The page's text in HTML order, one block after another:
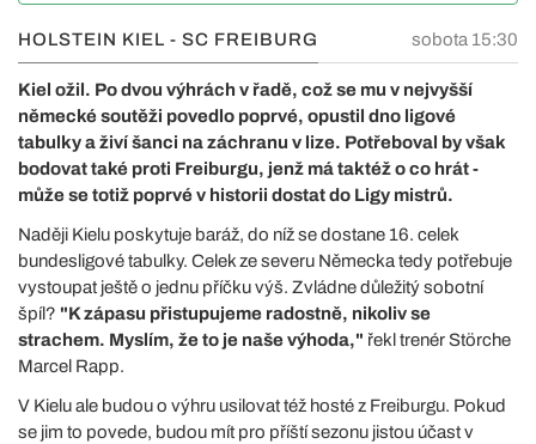
HOLSTEIN KIEL - SC FREIBURG sobota 15:30
Kiel ožil. Po dvou výhrách v řadě, což se mu v nejvyšší
německé soutěži povedlo poprvé, opustil dno ligové
tabulky a živí šanci na záchranu v lize. Potřeboval by však
bodovat také proti Freiburgu, jenž má taktéž o co hrát -
může se totiž poprvé v historii dostat do Ligy mistrů.
Naději Kielu poskytuje baráž, do níž se dostane 16. celek
bundesligové tabulky. Celek ze severu Německa tedy potřebuje
vystoupat ještě o jednu příčku výš. Zvládne důležitý sobotní
špíl? "K zápasu přistupujeme radostně, nikoliv se
strachem. Myslím, že to je naše výhoda," řekl trenér Störche
Marcel Rapp.
V Kielu ale budou o výhru usilovat též hosté z Freiburgu. Pokud
se jim to povede, budou mít pro příští sezonu jistou účast v